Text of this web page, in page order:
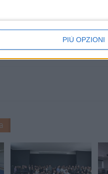
PIÙ OPZIONI
2026
1 strada, nel
Sandro, Antonio e